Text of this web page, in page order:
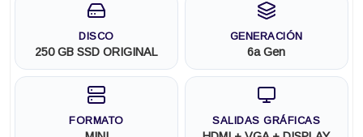
DISCO
250 GB SSD ORIGINAL
GENERACIÓN
6a Gen
FORMATO SALIDAS GRÁFICAS